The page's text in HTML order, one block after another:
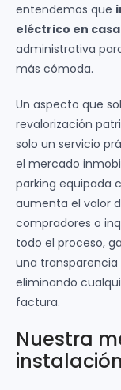
entendemos que
eléctrico en
administrativa
más cómoda.
Un aspecto que
revalorización
solo un servicio
el mercado
parking equipada
aumenta el valor
compradores o
todo el proceso,
una
eliminando
factura.
Nuestra